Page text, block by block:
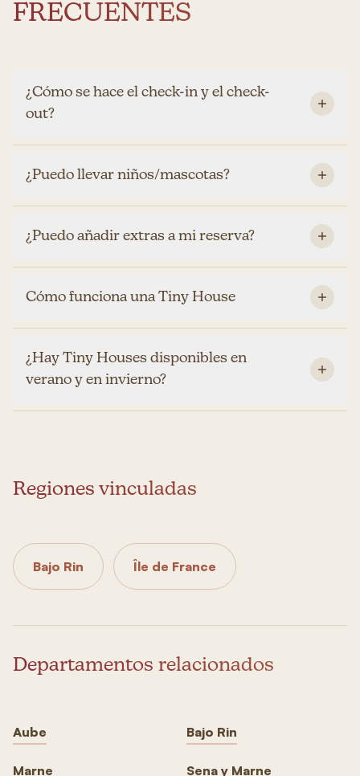
FRECUENTES
¿Cómo se hace el check-in y el check-
out?
¿Puedo llevar niños/mascotas?
¿Puedo añadir extras a mi reserva?
Cómo funciona una Tiny House
¿Hay Tiny Houses disponibles en
verano y en invierno?
Regiones vinculadas
Bajo Rin Île de France
Departamentos relacionados
Aube Bajo Rin
Marne Sena y Marne